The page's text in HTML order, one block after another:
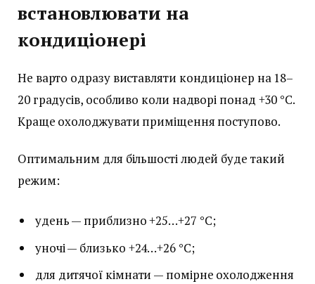
встановлювати на
кондиціонері
Не варто одразу виставляти кондиціонер на 18–
20 градусів, особливо коли надворі понад +30 °C.
Краще охолоджувати приміщення поступово.
Оптимальним для більшості людей буде такий
режим:
удень — приблизно +25…+27 °C;
уночі — близько +24…+26 °C;
для дитячої кімнати — помірне охолодження